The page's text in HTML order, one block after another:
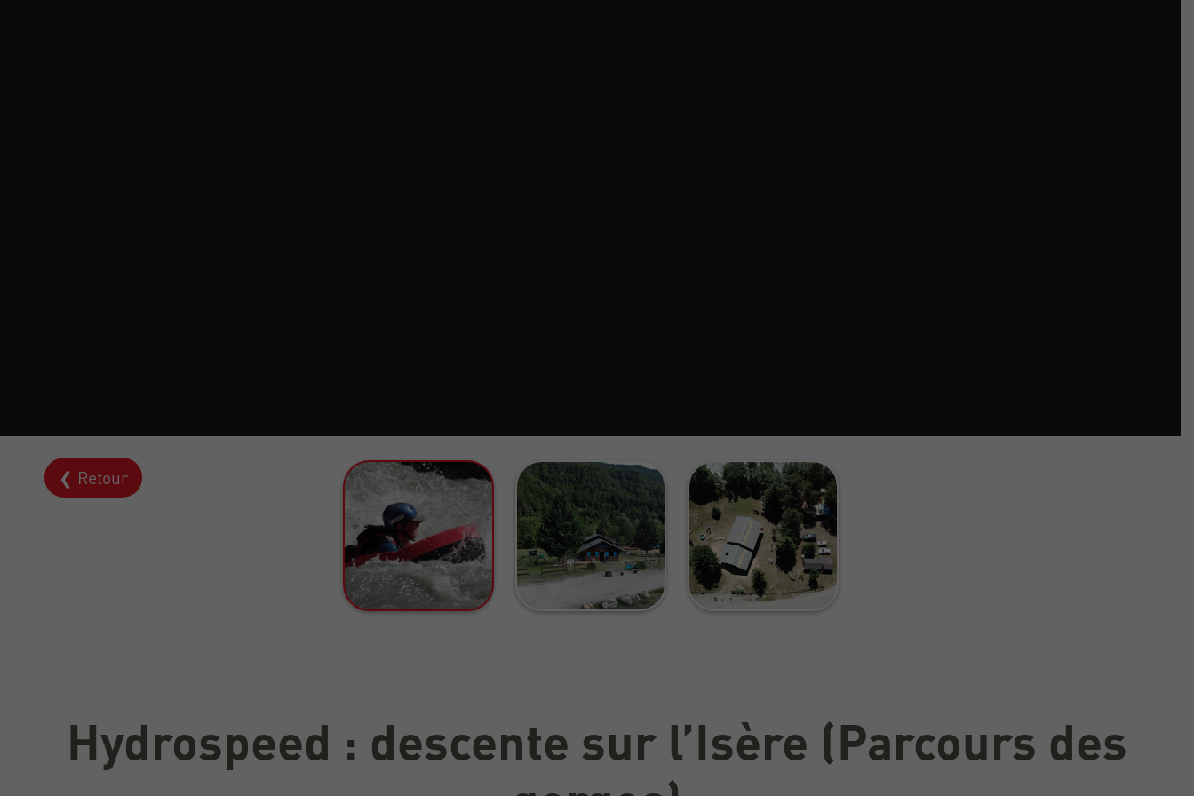
❮ Retour
Hydrospeed : descente sur l’Isère (Parcours des